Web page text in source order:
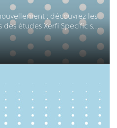
: découvrez les
études Xerfi Specific sur
la table